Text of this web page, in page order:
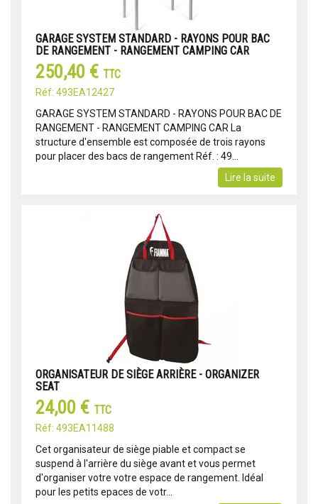
GARAGE SYSTEM STANDARD - RAYONS POUR BAC
DE RANGEMENT - RANGEMENT CAMPING CAR
250,40 € TTC
Réf: 493EA12427
GARAGE SYSTEM STANDARD - RAYONS POUR BAC DE
RANGEMENT - RANGEMENT CAMPING CAR La
structure d'ensemble est composée de trois rayons
pour placer des bacs de rangement Réf. : 49...
Lire la suite
ORGANISATEUR DE SIÈGE ARRIÈRE - ORGANIZER
SEAT
24,00 € TTC
Réf: 493EA11488
Cet organisateur de siège piable et compact se
suspend à l'arrière du siège avant et vous permet
d'organiser votre votre espace de rangement. Idéal
pour les petits epaces de votr...